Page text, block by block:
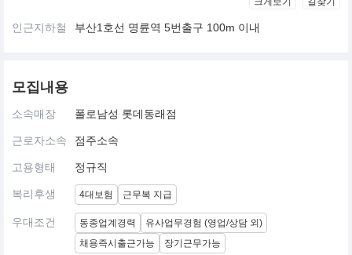
인근지하철 부산1호선 명륜역 5번출구 100m 이내
모집내용
소속매장 폴로남성 롯데동래점
근로자소속 점주소속
고용형태 정규직
복리후생 4대보험 근무복 지급
우대조건 동종업계경력
유사업무경험 (영업/상담 외)
채용즉시출근가능
장기근무가능